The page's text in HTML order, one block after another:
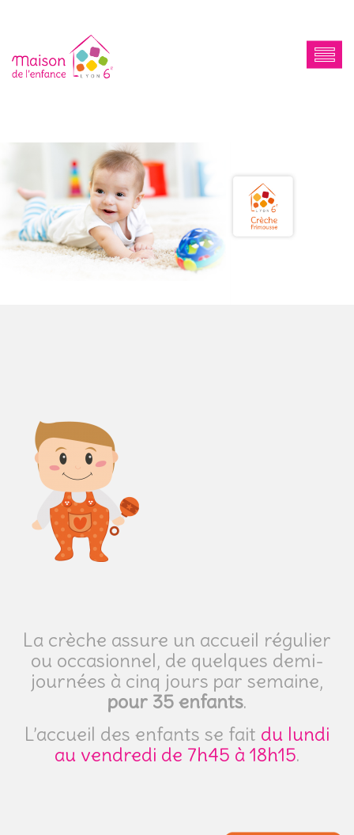
La crèche assure un accueil régulier
ou occasionnel, de quelques demi-
journées à cinq jours par semaine,
pour 35 enfants.
L’accueil des enfants se fait du lundi
au vendredi de 7h45 à 18h15.